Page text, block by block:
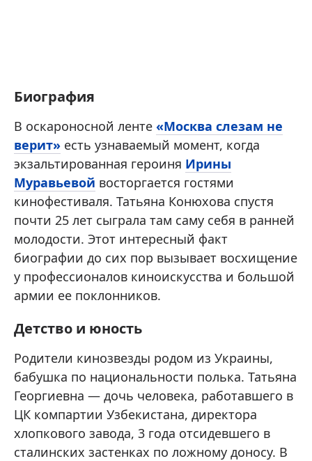
Биография
В оскароносной ленте «Москва слезам не
верит» есть узнаваемый момент, когда
экзальтированная героиня Ирины
Муравьевой восторгается гостями
кинофестиваля. Татьяна Конюхова спустя
почти 25 лет сыграла там саму себя в ранней
молодости. Этот интересный факт
биографии до сих пор вызывает восхищение
у профессионалов киноискусства и большой
армии ее поклонников.
Детство и юность
Родители кинозвезды родом из Украины,
бабушка по национальности полька. Татьяна
Георгиевна — дочь человека, работавшего в
ЦК компартии Узбекистана, директора
хлопкового завода, 3 года отсидевшего в
сталинских застенках по ложному доносу. В